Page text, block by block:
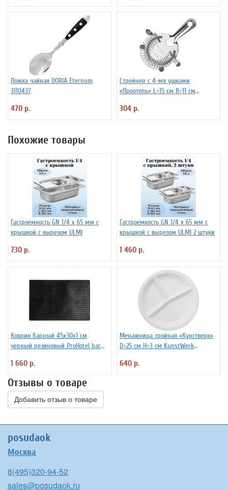
Ложка чайная DORIA Eternum
3110437
470 р.
Стрейнер с 4-мя ушками
«Проотель» L=15 см B=11 см
304 р.
Похожие товары
Гастроемкость GN 1/4 х 65 мм с
крышкой с вырезом ULMI
730 р.
Гастроемкость GN 1/4 х 65 мм с
крышкой с вырезом ULMI 2 штуки
1 460 р.
Коврик барный 45x30x1 см
черный резиновый ProHotel bar
1 660 р.
Менажница тройная «Кунстверк»
D=25 см H=3 см KunstWerk
640 р.
Отзывы о товаре
Добавить отзыв о товаре
posudaok
Москва
8(495)320-94-52
sales@posudaok.ru